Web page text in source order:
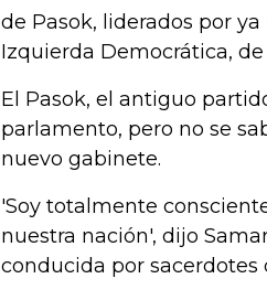
de Pasok, liderados por
Izquierda Democrática,
El Pasok, el antiguo
parlamento, pero no se
nuevo gabinete.
'Soy totalmente
nuestra nación', dijo
conducida por sacerdotes